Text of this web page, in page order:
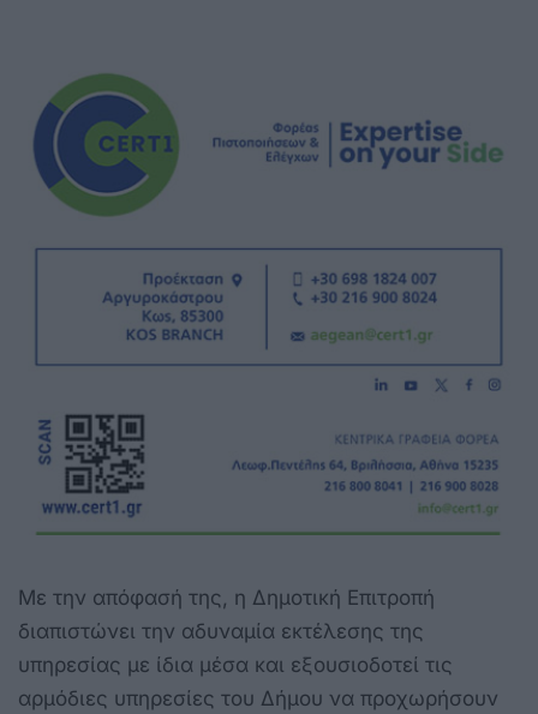
Με την απόφασή της, η Δημοτική Επιτροπή
διαπιστώνει την αδυναμία εκτέλεσης της
υπηρεσίας με ίδια μέσα και εξουσιοδοτεί τις
αρμόδιες υπηρεσίες του Δήμου να προχωρήσουν